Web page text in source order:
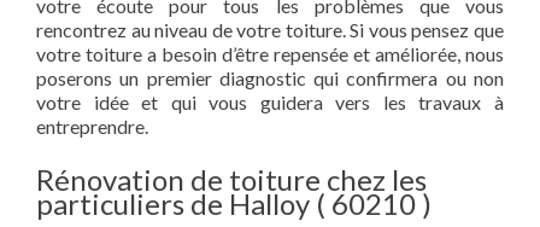
votre écoute pour tous les problèmes que vous
rencontrez au niveau de votre toiture. Si vous pensez que
votre toiture a besoin d’être repensée et améliorée, nous
poserons un premier diagnostic qui confirmera ou non
votre idée et qui vous guidera vers les travaux à
entreprendre.
Rénovation de toiture chez les
particuliers de Halloy ( 60210 )